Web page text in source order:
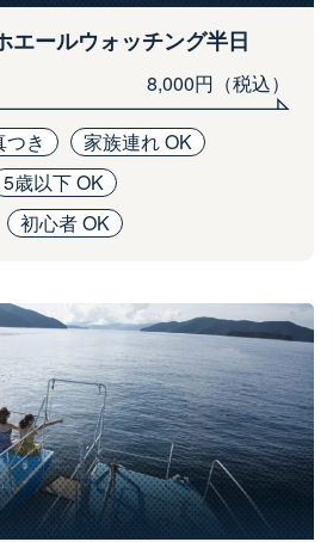
エールウォッチング半日
8,000円（税込）
つき
家族連れ OK
5歳以下 OK
初心者 OK